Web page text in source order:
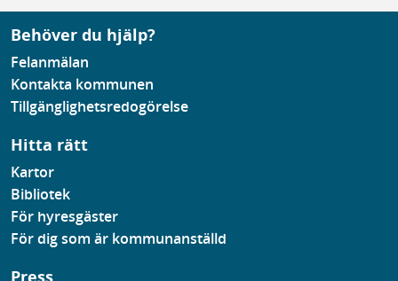
Behöver du hjälp?
Felanmälan
Kontakta kommunen
Tillgänglighetsredogörelse
Hitta rätt
Kartor
Bibliotek
För hyresgäster
För dig som är kommunanställd
Press